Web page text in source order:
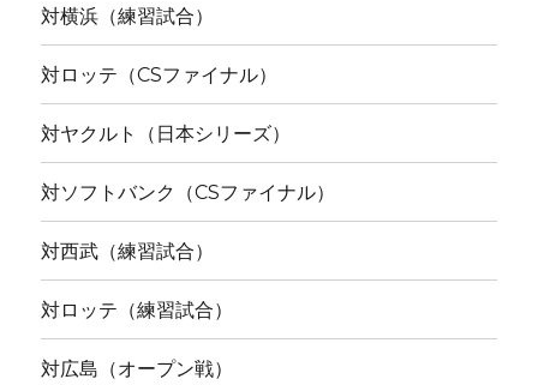
対横浜（練習試合）
対ロッテ（CSファイナル）
対ヤクルト（日本シリーズ）
対ソフトバンク（CSファイナル）
対西武（練習試合）
対ロッテ（練習試合）
対広島（オープン戦）